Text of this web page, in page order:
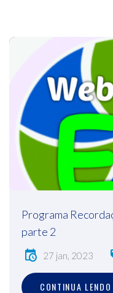
Programa
parte 2
27 jan, 2023
CONTINUA LENDO